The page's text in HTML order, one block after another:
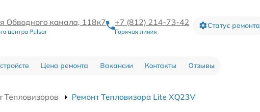
Обводного канала, 118к7
центра Pulsar
+7 (812) 214-73-42
Горячая линия
Статус ремонта
Цена ремонта Вакансии Контакты Отзывы
Тепловизоров Ремонт Тепловизора Lite XQ23V